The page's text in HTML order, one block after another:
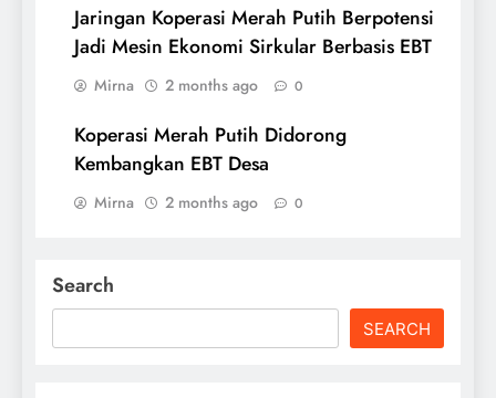
Jaringan Koperasi Merah Putih Berpotensi
Jadi Mesin Ekonomi Sirkular Berbasis EBT
Mirna 2 months ago 0
Koperasi Merah Putih Didorong
Kembangkan EBT Desa
Mirna 2 months ago 0
Search
SEARCH